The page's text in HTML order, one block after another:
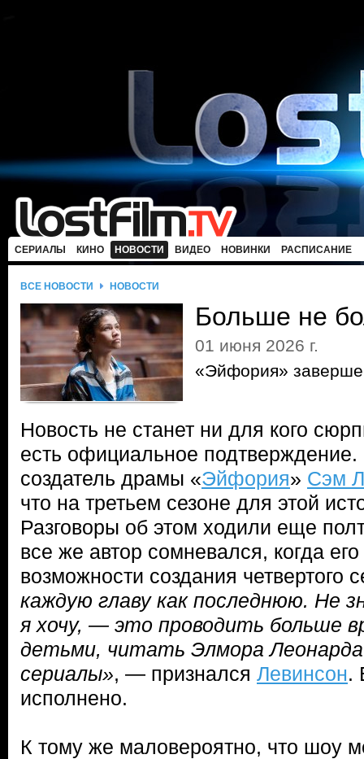
СЕРИАЛЫ КИНО НОВОСТИ ВИДЕО НОВИНКИ РАСПИСАНИЕ
ВСЕ НОВОСТИ НОВОСТИ
Больше не
01 июня 2026 г.
«Эйфория»
Новость не станет ни для кого
есть официальное
создатель драмы «Эйфория» Сэм
что на третьем сезоне для этой
Разговоры об этом ходили еще
все же автор сомневался, когда
возможности создания четвертого
каждую главу как последнюю. Не
я хочу, — это проводить больше
детьми, читать Элмора
сериалы», — признался Левинсон.
исполнено.
К тому же маловероятно, что шоу